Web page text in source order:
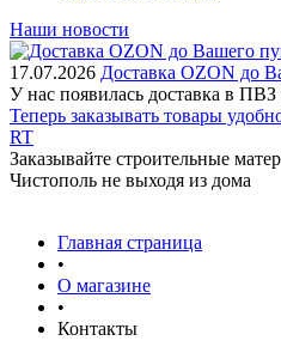
Наши новости
17.07.2026 Доставка OZON до
У нас появилась доставка в
Теперь заказывать товары
RT
Заказывайте строительные
Чистополь не выходя из дома
Главная страница
•
О магазине
•
Контакты